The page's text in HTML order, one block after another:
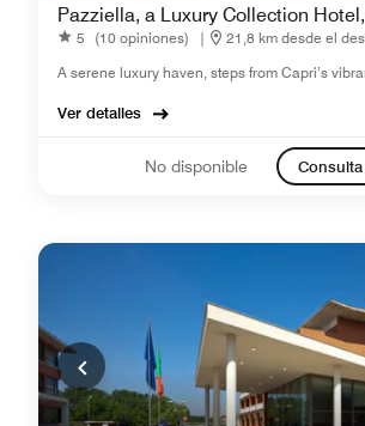
Pazziella, a Luxury Collection
5 (10 opiniones) |
21,8 km desde el
A serene luxury haven, steps from Capri’s
Ver detalles
No disponible